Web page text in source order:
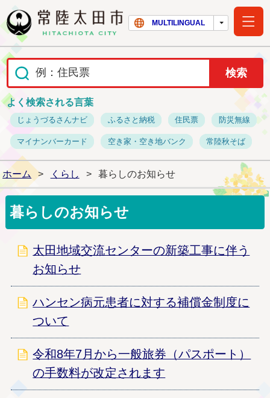
常陸太田市ホー
MULTILINGUAL
よく検索される言葉
じょうづるさんナビ ふるさと納税 住民票 防災無線
マイナンバーカード 空き家・空き地バンク 常陸秋そば
ホーム > くらし > 暮らしのお知らせ
暮らしのお知らせ
太田地域交流センターの新築工事に伴う
お知らせ
ハンセン病元患者に対する補償金制度に
ついて
令和8年7月から一般旅券（パスポート）
の手数料が改定されます